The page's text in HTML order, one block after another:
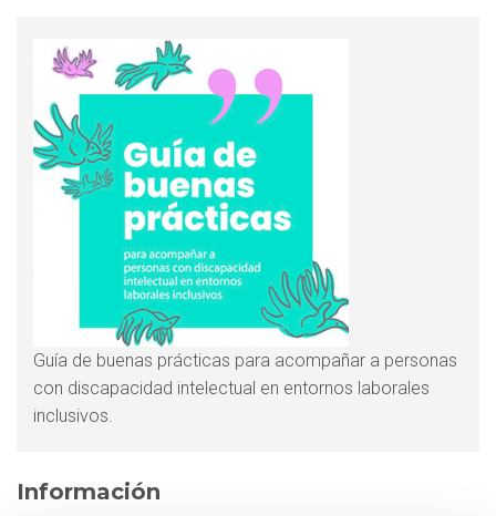
Guía de buenas prácticas para acompañar a personas
con discapacidad intelectual en entornos laborales
inclusivos.
Información